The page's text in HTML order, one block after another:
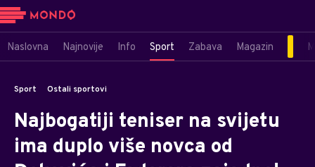
Naslovna Najnovije Info Sport Zabava Magazin
Sport Ostali sportovi
Najbogatiji teniser na svijetu
ima duplo više novca od